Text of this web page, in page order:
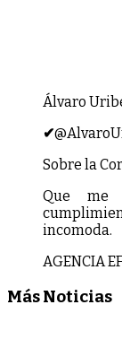
Álvaro
✔
Sobre la
Que me
incomoda.
AGENCIA
Más Noticias